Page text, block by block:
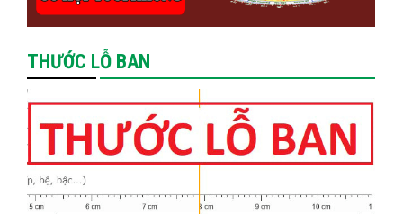
THƯỚC LỖ BAN